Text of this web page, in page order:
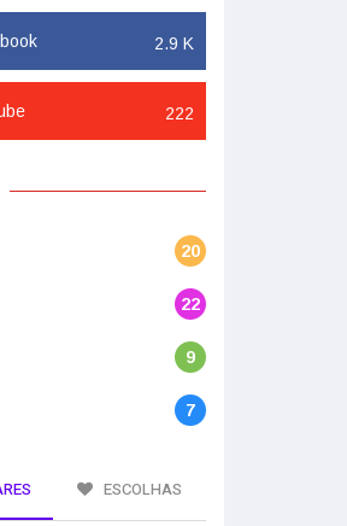
2.9 K
222
20
22
9
7
ESCOLHAS